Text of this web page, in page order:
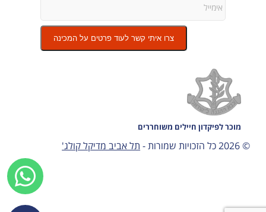
צרו איתי קשר לעוד פרטים על המכינה
מוכר לפיקדון חיילים משוחררים
© 2026 כל הזכויות שמורות - תל אביב מדיקל קולג'